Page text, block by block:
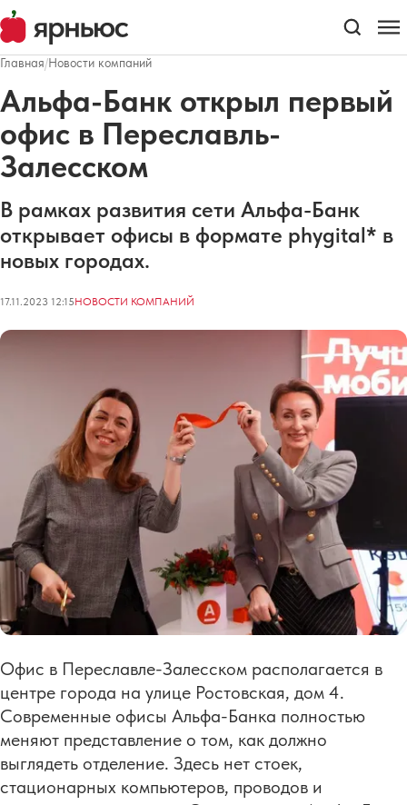
Главная/Новости компаний
Альфа-Банк открыл первый
офис в Переславль-
Залесском
В рамках развития сети Альфа-Банк
открывает офисы в формате phygital* в
новых городах.
17.11.2023 12:15НОВОСТИ КОМПАНИЙ
Офис в Переславле-Залесском располагается в
центре города на улице Ростовская, дом 4.
Современные офисы Альфа-Банка полностью
меняют представление о том, как должно
выглядеть отделение. Здесь нет стоек,
стационарных компьютеров, проводов и